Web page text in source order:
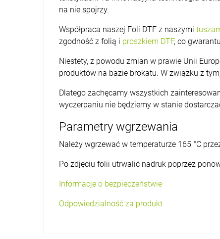
na nie spojrzy.
Współpraca naszej Foli DTF z naszymi
zgodność z folią i proszkiem DTF, co
Niestety, z powodu zmian w prawie Unii
produktów na bazie brokatu. W związku z
Dlatego zachęcamy wszystkich
wyczerpaniu nie będziemy w stanie
Parametry wgrzewania
Należy wgrzewać w temperaturze 165 °C
Po zdjęciu folii utrwalić nadruk poprzez
Informacje o bezpieczeństwie
Odpowiedzialność za produkt